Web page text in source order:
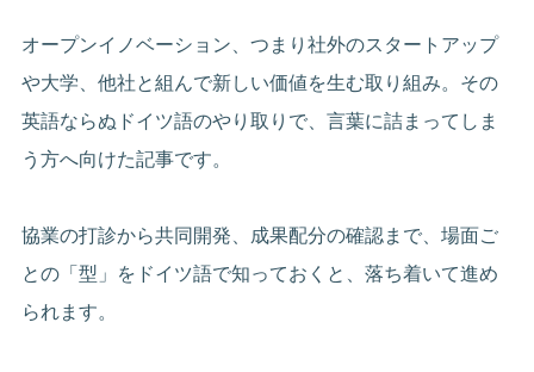
オープンイノベーション、つまり社外のスタートアップ
や大学、他社と組んで新しい価値を生む取り組み。その
英語ならぬドイツ語のやり取りで、言葉に詰まってしま
う方へ向けた記事です。
協業の打診から共同開発、成果配分の確認まで、場面ご
との「型」をドイツ語で知っておくと、落ち着いて進め
られます。